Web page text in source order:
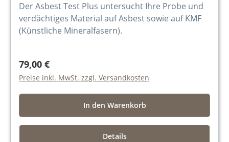
Der Asbest Test Plus untersucht Ihre Probe und
verdächtiges Material auf Asbest sowie auf KMF
(Künstliche Mineralfasern).
79,00 €
Preise inkl. MwSt. zzgl. Versandkosten
In den Warenkorb
Details